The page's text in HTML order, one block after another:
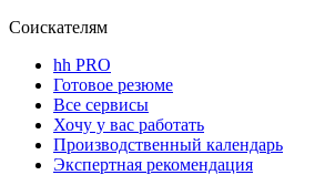
Соискателям
hh PRO
Готовое резюме
Все сервисы
Хочу у вас работать
Производственный календарь
Экспертная рекомендация